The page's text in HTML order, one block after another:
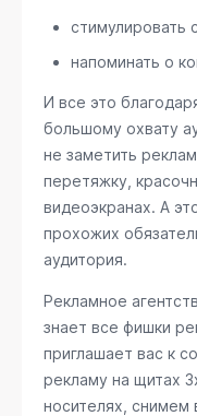
стимулировать
напоминать о
И все это
большому охвату
не заметить
перетяжку,
видеоэкранах. А
прохожих
аудитория.
Рекламное
знает все фишки
приглашает вас к
рекламу на щитах
носителях, снимем